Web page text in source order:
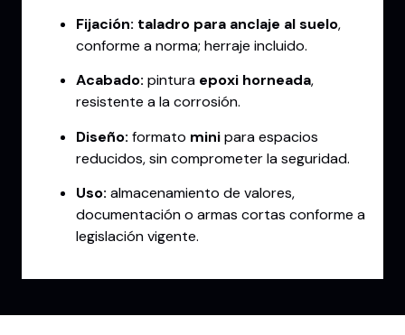
Fijación: taladro para anclaje al suelo,
conforme a norma; herraje incluido.
Acabado: pintura epoxi horneada,
resistente a la corrosión.
Diseño: formato minipara espacios
reducidos, sin comprometer la seguridad.
Uso: almacenamiento de valores,
documentación o armas cortas conforme a
legislación vigente.